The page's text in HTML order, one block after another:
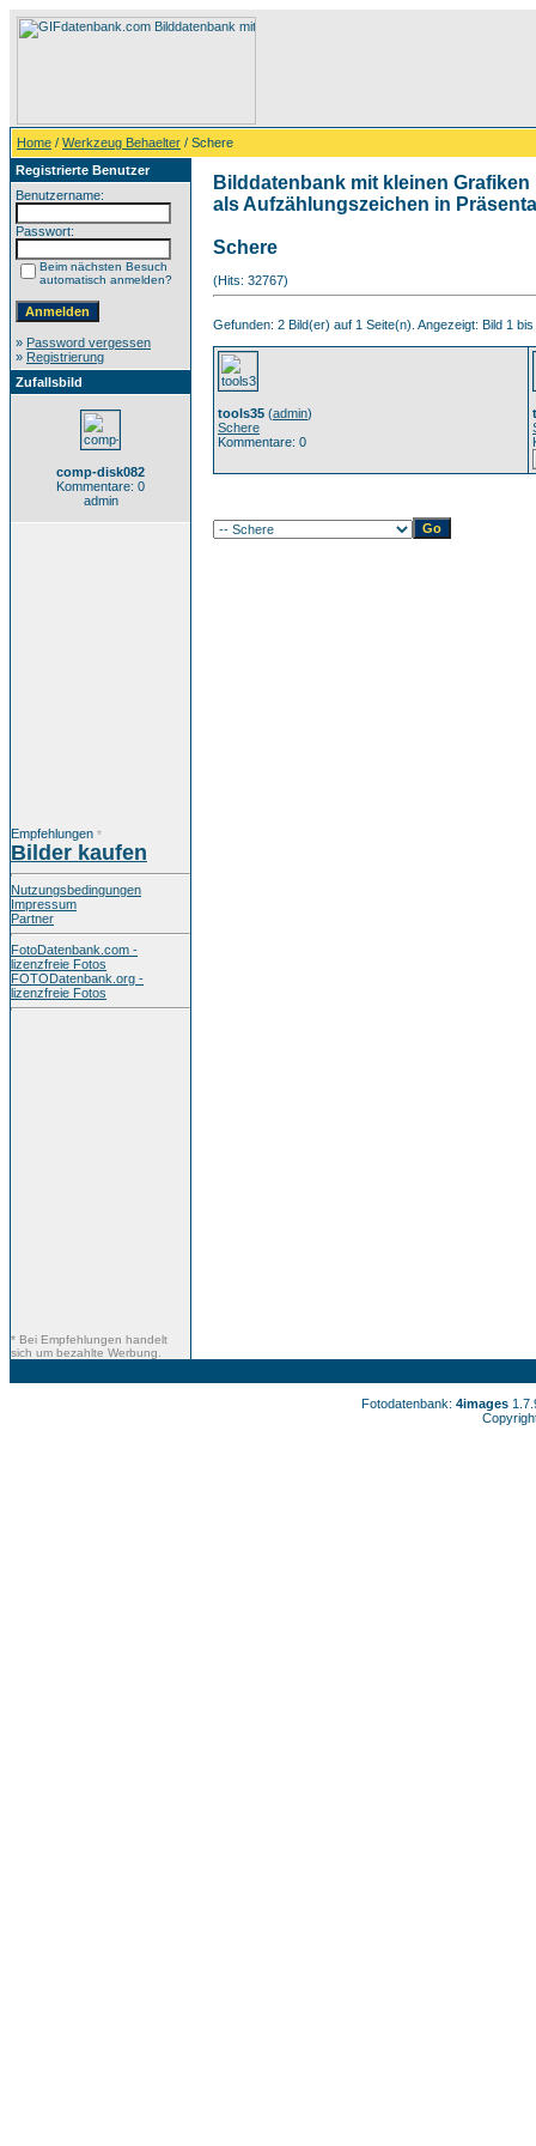
Home / Werkzeug Behaelter / Schere
Registrierte Benutzer
Benutzername:
Passwort:
Beim nächsten Besuch
automatisch anmelden?
» Password vergessen
» Registrierung
Zufallsbild
comp-disk082
Kommentare: 0
admin
Empfehlungen *
Bilder kaufen
Nutzungsbedingungen
Impressum
Partner
FotoDatenbank.com -
lizenzfreie Fotos
FOTODatenbank.org -
lizenzfreie Fotos
* Bei Empfehlungen handelt
sich um bezahlte Werbung.
Bilddatenbank mit kleinen
als Aufzählungszeichen in
Schere
(Hits: 32767)
Gefunden: 2 Bild(er) auf 1 Seite(n). Angezeigt: Bild 1 bis
tools35 (admin)
Schere
Kommentare: 0
Fotodatenbank: 4images